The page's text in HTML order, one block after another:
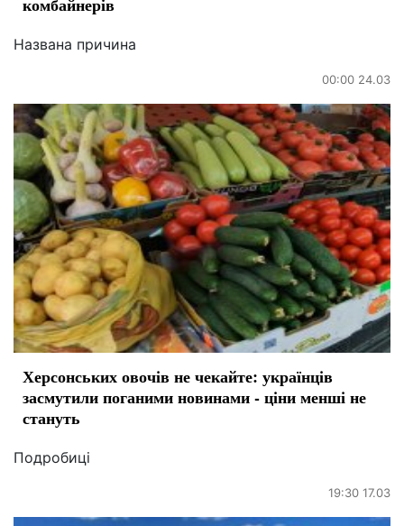
комбайнерів
Названа причина
00:00 24.03
Херсонських овочів не чекайте: українців
засмутили поганими новинами - ціни менші не
стануть
Подробиці
19:30 17.03